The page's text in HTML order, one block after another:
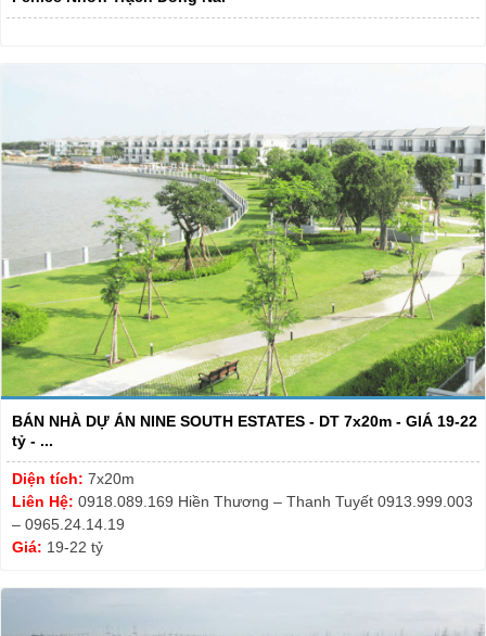
BÁN NHÀ DỰ ÁN NINE SOUTH ESTATES - DT 7x20m - GIÁ 19-22
tỷ - ...
Diện tích: 7x20m
Liên Hệ: 0918.089.169 Hiền Thương – Thanh Tuyết 0913.999.003
– 0965.24.14.19
Giá: 19-22 tỷ